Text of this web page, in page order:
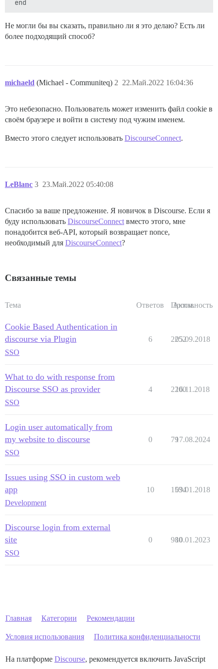
Не могли бы вы сказать, правильно ли я это делаю? Есть ли
более подходящий способ?
michaeld (Michael - Communiteq) 22.Май.2022 16:04:36
2
Это небезопасно. Пользователь может изменить файл cookie в
своём браузере и войти в систему под чужим именем.
Вместо этого следует использовать DiscourseConnect.
LeBlanc 23.Май.2022 05:40:08
3
Спасибо за ваше предложение. Я новичок в Discourse. Если я
буду использовать DiscourseConnect вместо этого, мне
понадобится веб-API, который возвращает nonce,
необходимый для DiscourseConnect?
Связанные темы
Тема Ответов Просм.
Активность
Cookie Based Authentication in
discourse via Plugin
SSO
6 2252
05.09.2018
What to do with response from
Discourse SSO as provider
SSO
4 2200
16.11.2018
Login user automatically from
my website to discourse
SSO
0 7917.08.2024
Issues using SSO in custom web
app
Development
10 1534
09.01.2018
Discourse login from external
site
SSO
0 980
10.01.2023
Главная Категории Рекомендации
Условия использования Политика конфиденциальности
На платформе Discourse, рекомендуется включить JavaScript